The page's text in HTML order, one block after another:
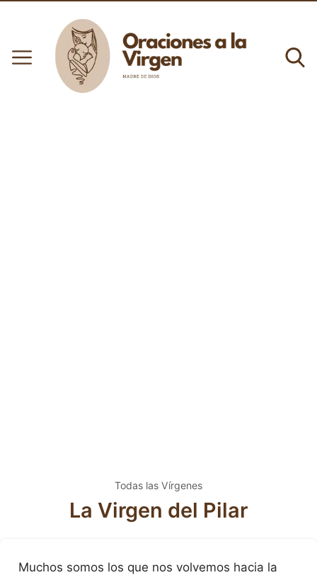
Todas las Vírgenes
La Virgen del Pilar
Muchos somos los que nos volvemos hacia la